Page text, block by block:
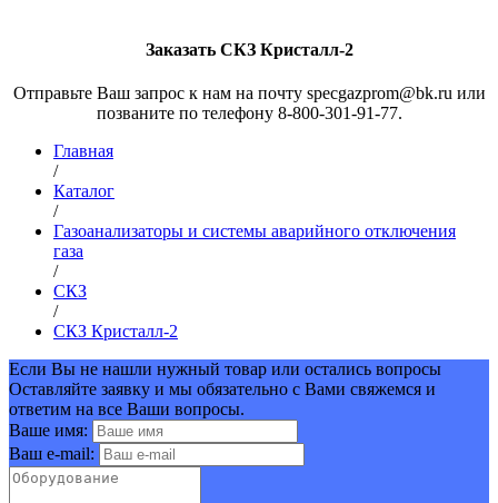
Заказать СКЗ Кристалл-2
Отправьте Ваш запрос к нам на почту specgazprom@bk.ru или
позваните по телефону 8-800-301-91-77.
Главная
/
Каталог
/
Газоанализаторы и системы аварийного отключения
газа
/
СКЗ
/
СКЗ Кристалл-2
Если Вы не нашли нужный товар или остались вопросы
Оставляйте заявку и мы обязательно с Вами свяжемся и
ответим на все Ваши вопросы.
Ваше имя:
Ваш e-mail: